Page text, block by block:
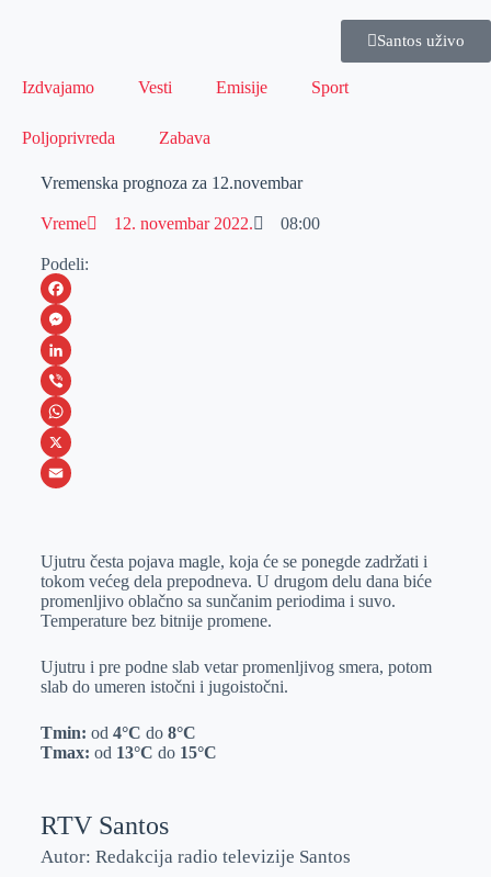
Santos uživo
Izdvajamo Vesti Emisije Sport
Poljoprivreda Zabava
Vremenska prognoza za 12.novembar
Vreme 12. novembar 2022. 08:00
Podeli:
F
a
c
e
b
o
M
e
s
s
e
e
r
L
i
n
k
I
n
V
i
b
W
h
s
A
p
p
X
a
i
l
Ujutru česta pojava magle, koja će se ponegde zadržati i
tokom većeg dela prepodneva. U drugom delu dana biće
promenljivo oblačno sa sunčanim periodima i suvo.
Temperature bez bitnije promene.
Ujutru i pre podne slab vetar promenljivog smera, potom
slab do umeren istočni i jugoistočni.
Tmin: od 4°C do8°C
Tmax: od 13°C do 15°C
RTV Santos
Autor: Redakcija radio televizije Santos